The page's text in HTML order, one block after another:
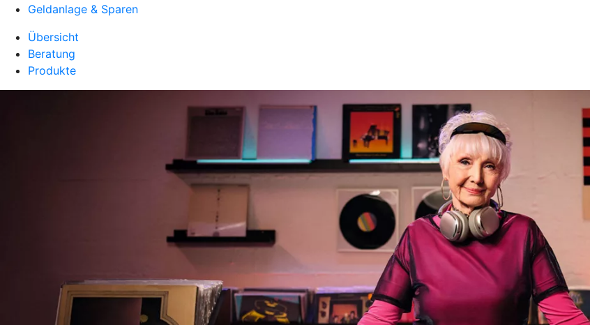
Geldanlage & Sparen
Übersicht
Beratung
Produkte